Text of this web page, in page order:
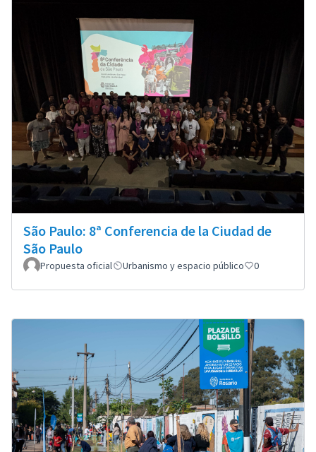
São Paulo: 8ª Conferencia de la Ciudad de
São Paulo
Propuesta oficial Urbanismo y espacio público 0